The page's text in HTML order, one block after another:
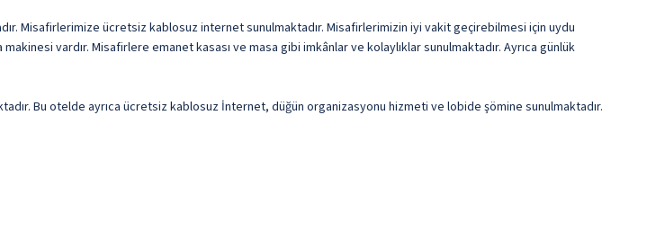
Misafirlerimize ücretsiz kablosuz internet sunulmaktadır. Misafirlerimizin iyi vakit geçirebilmesi için uydu
vardır. Misafirlere emanet kasası ve masa gibi imkânlar ve kolaylıklar sunulmaktadır. Ayrıca günlük
Bu otelde ayrıca ücretsiz kablosuz İnternet, düğün organizasyonu hizmeti ve lobide şömine sunulmaktadır.